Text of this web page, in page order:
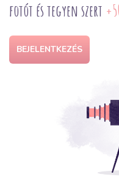
fotót és tegyen szert
BEJELENTKEZÉS